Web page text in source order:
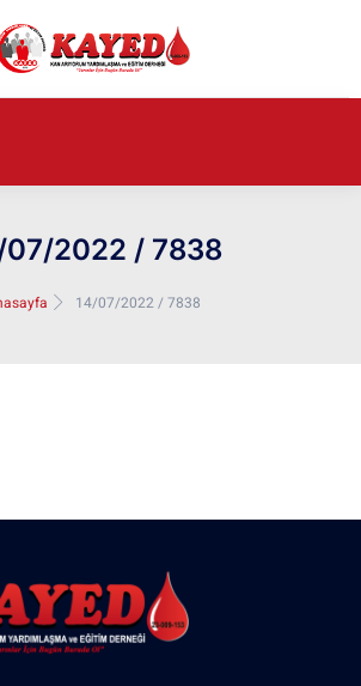
07/2022 / 7838
14/07/2022 / 7838